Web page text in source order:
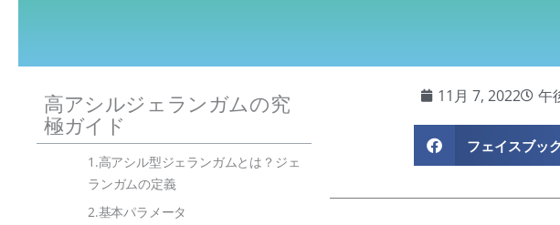
高アシルジェランガムの究
極ガイド
1.高アシル型ジェランガムとは？ジェ
ランガムの定義
2.基本パラメータ
11月 7, 2022 午
フェイスブック